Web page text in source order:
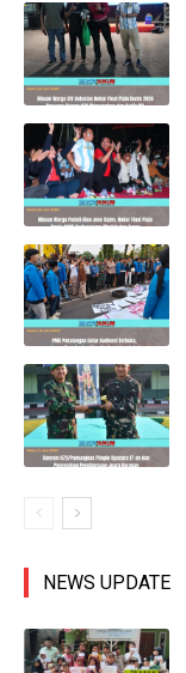
NEWS UPDATE